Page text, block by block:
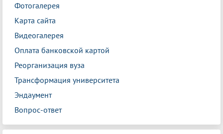
Фотогалерея
Карта сайта
Видеогалерея
Оплата банковской картой
Реорганизация вуза
Трансформация университета
Эндаумент
Вопрос-ответ